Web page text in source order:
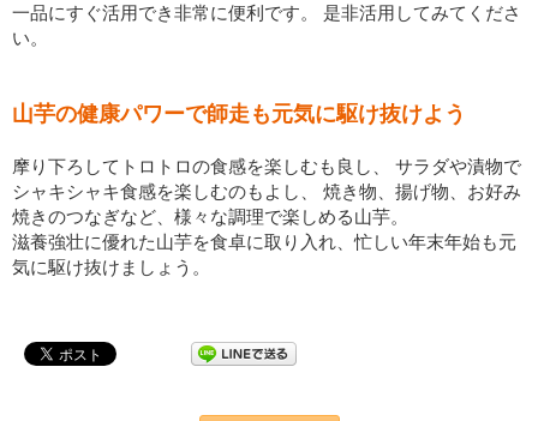
一品にすぐ活用でき非常に便利です。 是非活用してみてくださ
い。
山芋の健康パワーで師走も元気に駆け抜けよう
摩り下ろしてトロトロの食感を楽しむも良し、 サラダや漬物で
シャキシャキ食感を楽しむのもよし、 焼き物、揚げ物、お好み
焼きのつなぎなど、様々な調理で楽しめる山芋。
滋養強壮に優れた山芋を食卓に取り入れ、忙しい年末年始も元
気に駆け抜けましょう。